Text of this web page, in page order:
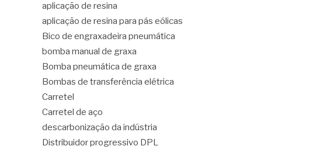
aplicação de resina
aplicação de resina para pás eólicas
Bico de engraxadeira pneumática
bomba manual de graxa
Bomba pneumática de graxa
Bombas de transferência elétrica
Carretel
Carretel de aço
descarbonização da indústria
Distribuidor progressivo DPL